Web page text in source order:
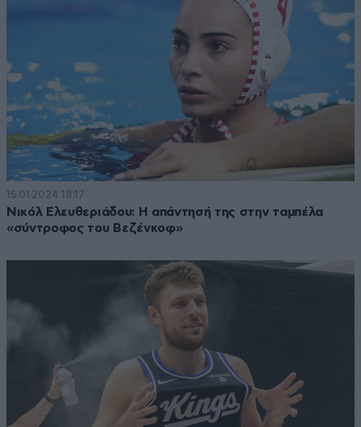
15·01·2024 18:17
Νικόλ Ελευθεριάδου: Η απάντησή της στην ταμπέλα
«σύντροφος του Βεζένκοφ»